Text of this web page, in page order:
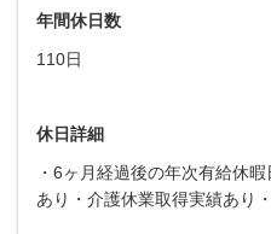
年間休日数
110日
休日詳細
・6ヶ月経過後の年次有給休
あり・介護休業取得実績あり